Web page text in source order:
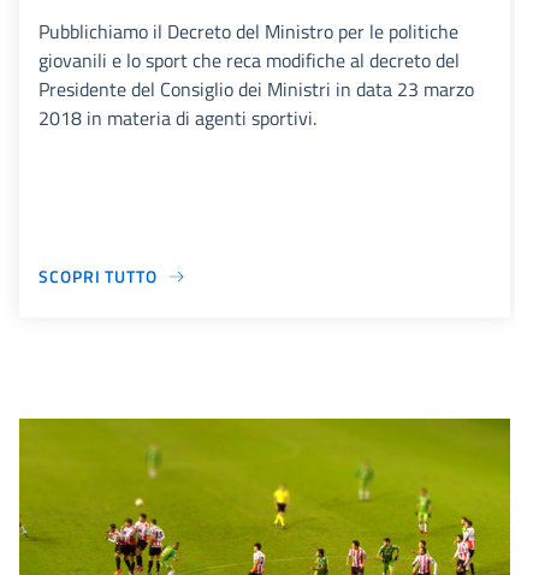
Pubblichiamo il Decreto del Ministro per le politiche
giovanili e lo sport che reca modifiche al decreto del
Presidente del Consiglio dei Ministri in data 23 marzo
2018 in materia di agenti sportivi.
SCOPRI TUTTO